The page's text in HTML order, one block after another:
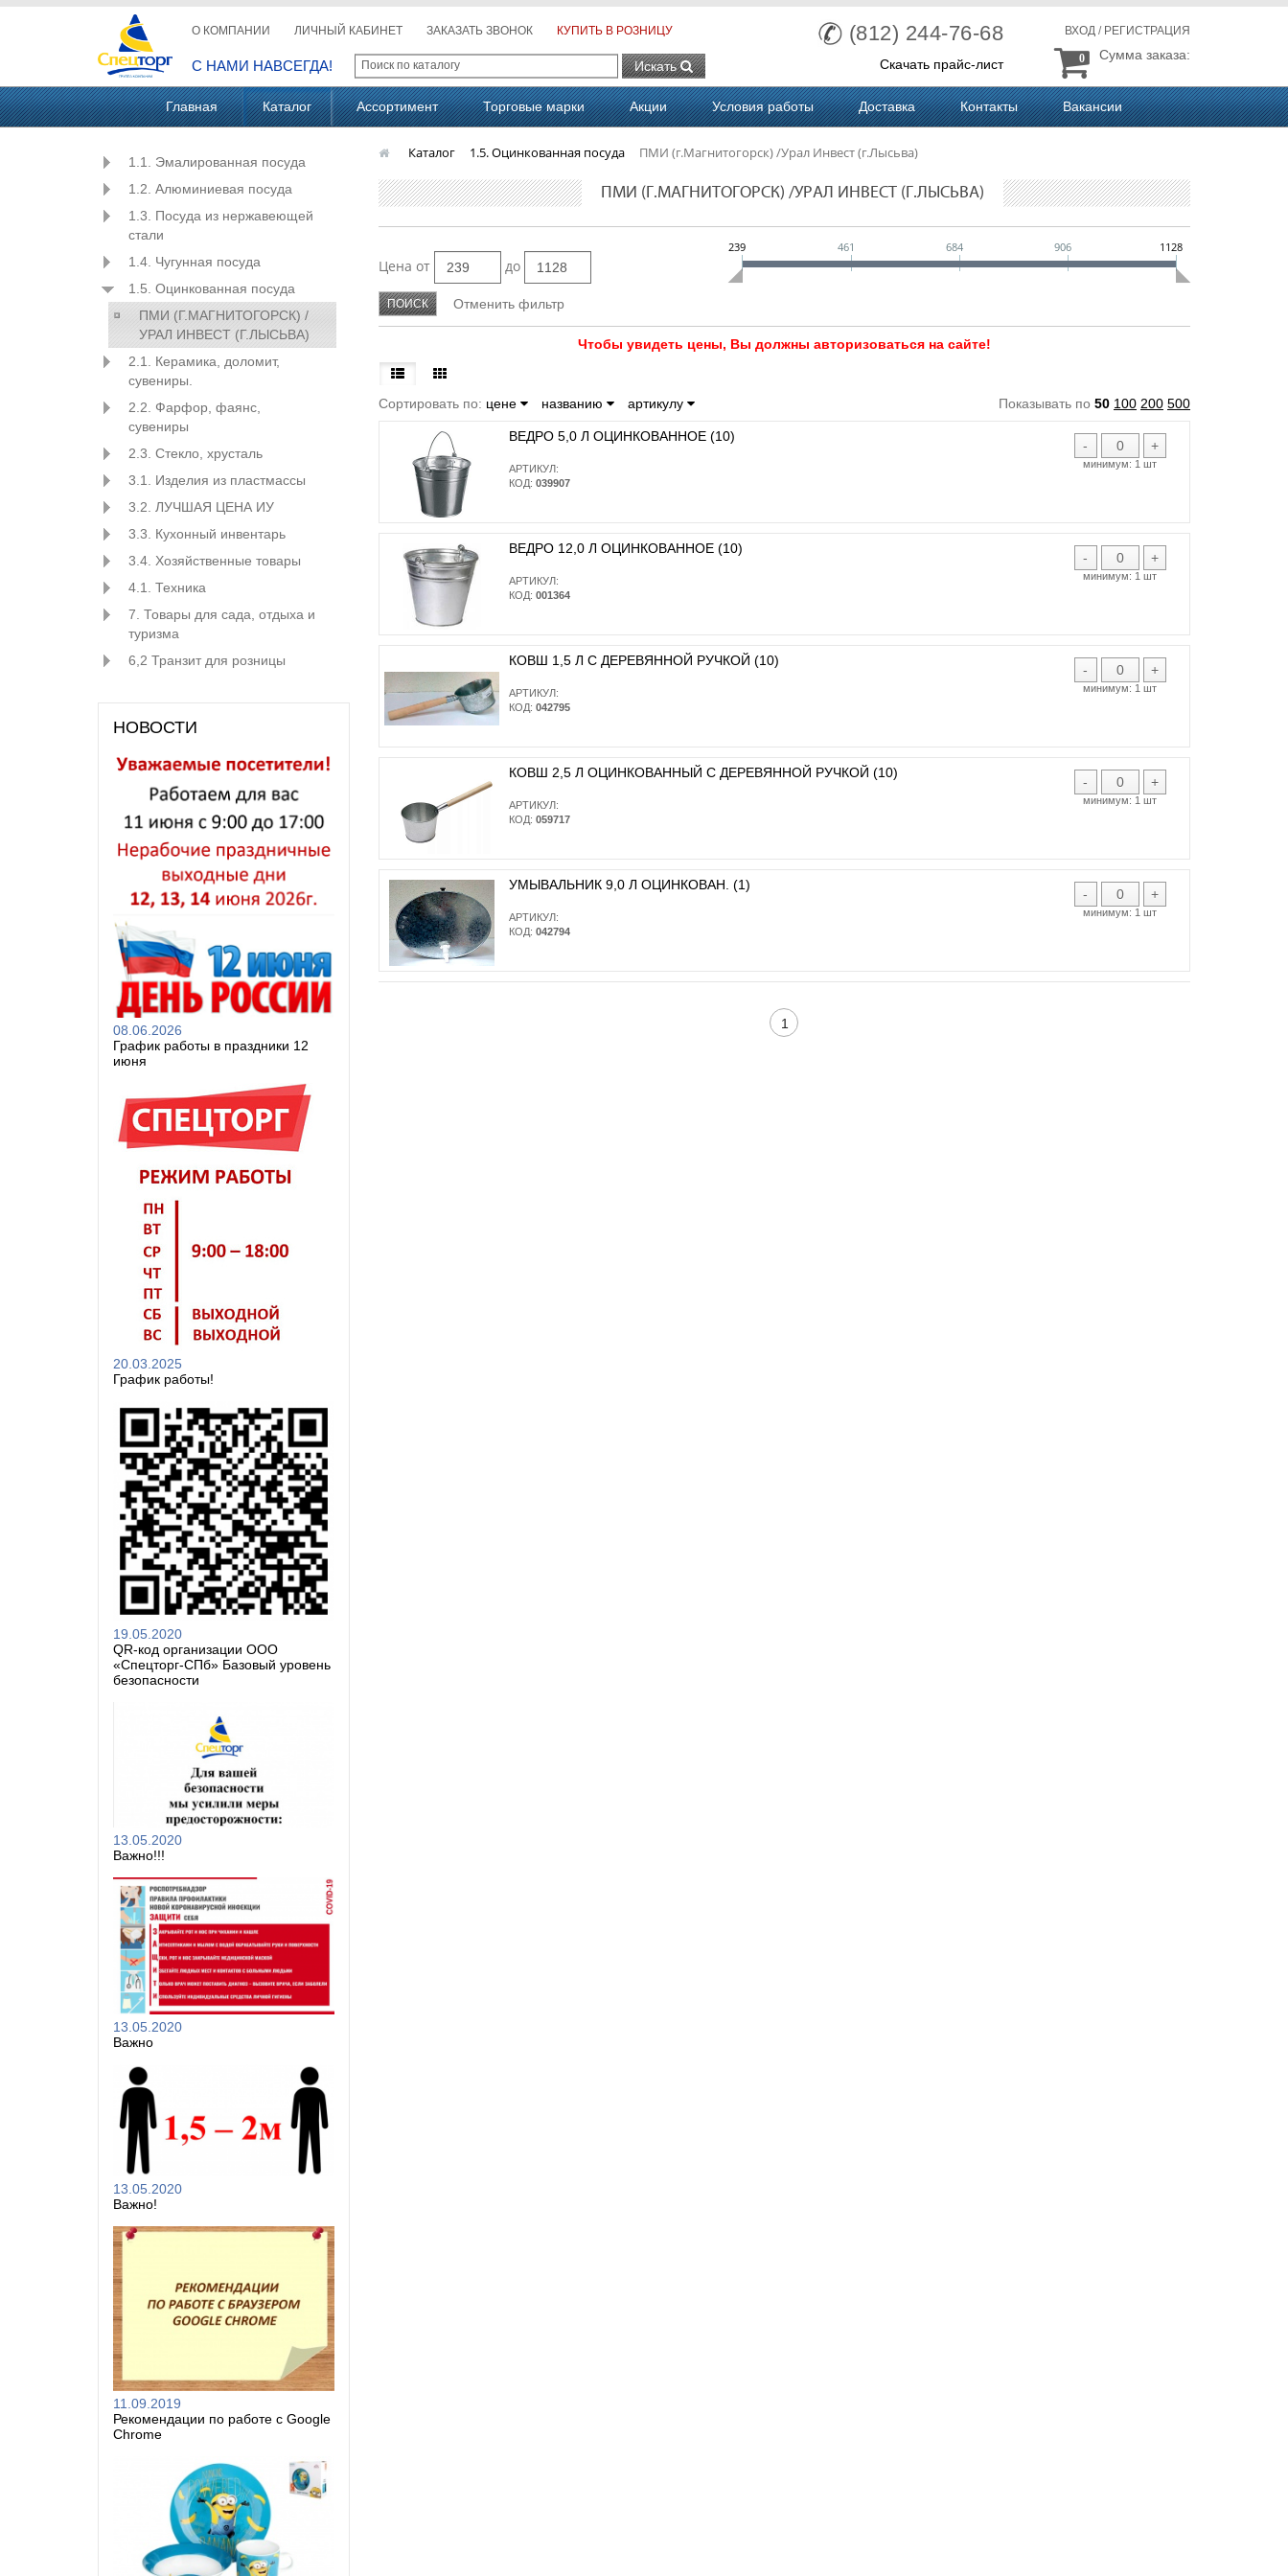
О КОМПАНИИ ЛИЧНЫЙ КАБИНЕТ ЗАКАЗАТЬ ЗВОНОК КУПИТЬ В РОЗНИЦУ
С НАМИ НАВСЕГДА! Искать
(812) 244-76-68
Скачать прайс-лист
ВХОД / РЕГИСТРАЦИЯ
Сумма заказа:
0
Главная Каталог Ассортимент Торговые марки Акции Условия работы Доставка Контакты Вакансии
1.1. Эмалированная посуда
1.2. Алюминиевая посуда
1.3. Посуда из нержавеющей
стали
1.4. Чугунная посуда
1.5. Оцинкованная посуда
ПМИ (Г.МАГНИТОГОРСК) /
УРАЛ ИНВЕСТ (Г.ЛЫСЬВА)
2.1. Керамика, доломит,
сувениры.
2.2. Фарфор, фаянс,
сувениры
2.3. Стекло, хрусталь
3.1. Изделия из пластмассы
3.2. ЛУЧШАЯ ЦЕНА ИУ
3.3. Кухонный инвентарь
3.4. Хозяйственные товары
4.1. Техника
7. Товары для сада, отдыха и
туризма
6,2 Транзит для розницы
НОВОСТИ
08.06.2026
График работы в праздники 12
июня
20.03.2025
График работы!
19.05.2020
QR-код организации ООО
«Спецторг-СПб» Базовый уровень
безопасности
13.05.2020
Важно!!!
13.05.2020
Важно
13.05.2020
Важно!
11.09.2019
Рекомендации по работе с Google
Chrome
Каталог 1.5. Оцинкованная посуда ПМИ (г.Магнитогорск) /Урал Инвест (г.Лысьва)
ПМИ (Г.МАГНИТОГОРСК) /УРАЛ ИНВЕСТ (Г.ЛЫСЬВА)
Цена от до
239 461 684 906 1128
Чтобы увидеть цены, Вы должны авторизоваться на сайте!
Сортировать по: цене названию артикулу Показывать по 50 100 200 500
- +
минимум: 1 шт
ВЕДРО 5,0 Л ОЦИНКОВАННОЕ (10)
АРТИКУЛ:
КОД: 039907
- +
минимум: 1 шт
ВЕДРО 12,0 Л ОЦИНКОВАННОЕ (10)
АРТИКУЛ:
КОД: 001364
- +
минимум: 1 шт
КОВШ 1,5 Л С ДЕРЕВЯННОЙ РУЧКОЙ (10)
АРТИКУЛ:
КОД: 042795
- +
минимум: 1 шт
КОВШ 2,5 Л ОЦИНКОВАННЫЙ С ДЕРЕВЯННОЙ РУЧКОЙ (10)
АРТИКУЛ:
КОД: 059717
- +
минимум: 1 шт
УМЫВАЛЬНИК 9,0 Л ОЦИНКОВАН. (1)
АРТИКУЛ:
КОД: 042794
1